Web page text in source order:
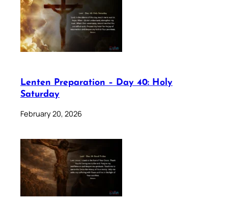
Lenten Preparation – Day 40: Holy
Saturday
February 20, 2026